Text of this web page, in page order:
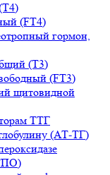
(FT4)
гормон,
(Т3)
(FT3)
щитовидной
ТТГ
(АТ-ТГ)